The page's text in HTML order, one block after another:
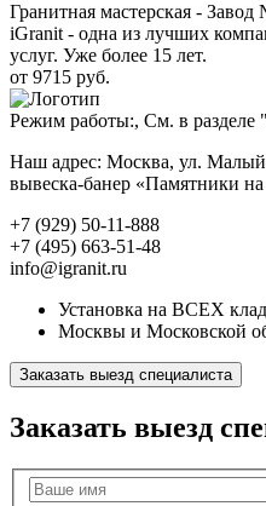
Гранитная мастерская -
iGranit - одна из лучших
услуг. Уже более 15 лет.
от 9715 руб.
Режим работы:, См. в разделе
Наш адрес: Москва, ул.
вывеска-банер «Памятники
+7 (929) 50-11-888
+7 (495) 663-51-48
info@igranit.ru
Установка на ВСЕХ
Москвы и Московской
Заказать выезд специалиста
Заказать выезд